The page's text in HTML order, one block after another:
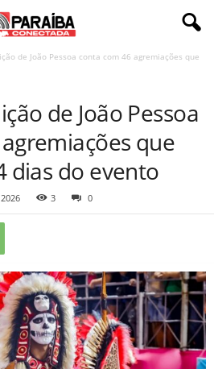
de João Pessoa conta com 46 agremiações que
de João Pessoa
que
dias do evento
3 0